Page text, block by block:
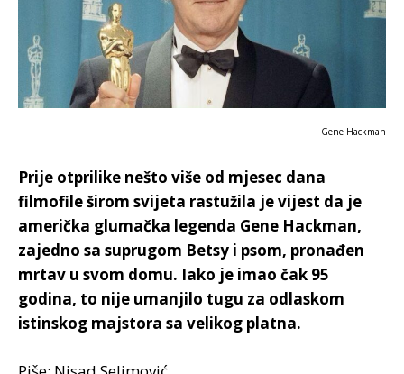
Gene Hackman
Prije otprilike nešto više od mjesec dana
filmofile širom svijeta rastužila je vijest da je
američka glumačka legenda Gene Hackman,
zajedno sa suprugom Betsy i psom, pronađen
mrtav u svom domu. Iako je imao čak 95
godina, to nije umanjilo tugu za odlaskom
istinskog majstora sa velikog platna.